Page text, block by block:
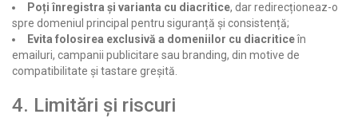
Poți înregistra și varianta cu diacritice, dar redirecționeaz-o
spre domeniul principal pentru siguranță și consistență;
Evita folosirea exclusivă a domeniilor cu diacriticeîn
emailuri, campanii publicitare sau branding, din motive de
compatibilitate și tastare greșită.
4. Limitări și riscuri